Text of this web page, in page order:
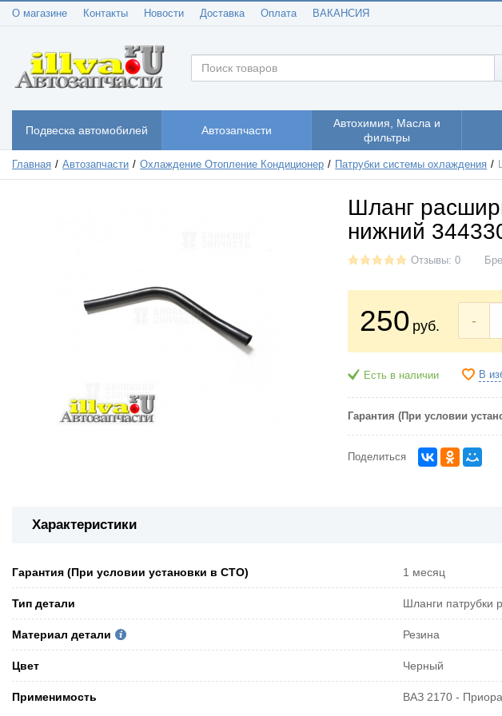
О магазине Контакты Новости Доставка Оплата ВАКАНСИЯ
Подвеска автомобилей Автозапчасти
Автохимия, Масла и
фильтры
Главная Автозапчасти Охлаждение Отопление Кондиционер Патрубки системы охлаждения
Шланг
нижний
Отзывы: 0
250 руб. -
Есть в наличии В
Гарантия (При условии
Поделиться
Характеристики
Гарантия (При условии установки в СТО) 1 месяц
Тип детали Шланги патрубки
Материал детали Резина
Цвет Черный
Применимость ВАЗ 2170 -